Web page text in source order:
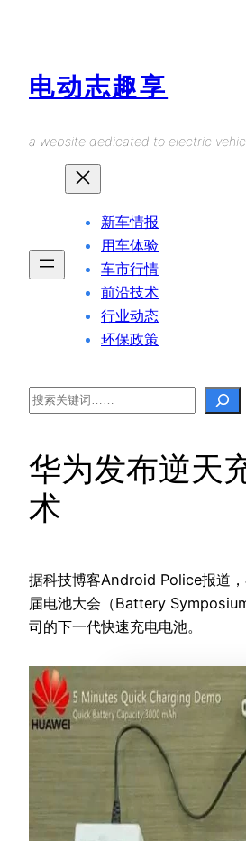
电动志趣享
a website dedicated to electric
新车情报
用车体验
车市行情
前沿技术
行业动态
环保政策
Search
华为发布逆天
术
据科技博客Android Police报道
届电池大会（Battery
司的下一代快速充电电池。